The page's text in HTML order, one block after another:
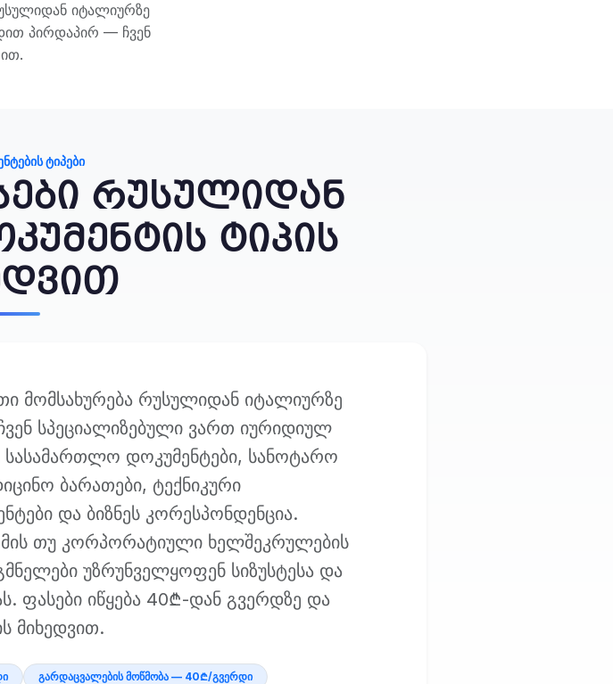
იტალიურზე
პირდაპირ — ჩვენ
ᲢᲘᲞᲔᲑᲘ
რუსულიდან
ტიპის
მომსახურება რუსულიდან იტალიურზე
სპეციალიზებული ვართ იურიდიულ
დოკუმენტები, სანოტარო
ბარათები, ტექნიკური
და ბიზნეს კორესპონდენცია.
თუ კორპორატიული ხელშეკრულების
უზრუნველყოფენ სიზუსტესა და
ფასები იწყება 40₾-დან გვერდზე და
მიხედვით.
გარდაცვალების მოწმობა — 40₾/გვერდი